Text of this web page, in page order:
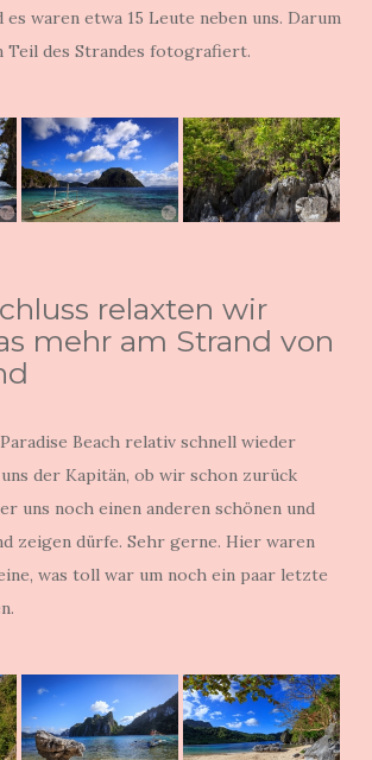
waren etwa 15 Leute neben uns. Darum
Teil des Strandes fotografiert.
relaxten wir
mehr am Strand von
Beach relativ schnell wieder
der Kapitän, ob wir schon zurück
uns noch einen anderen schönen und
zeigen dürfe. Sehr gerne. Hier waren
was toll war um noch ein paar letzte